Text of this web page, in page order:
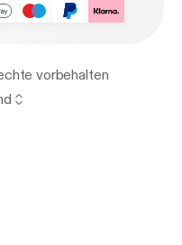
vorbehalten